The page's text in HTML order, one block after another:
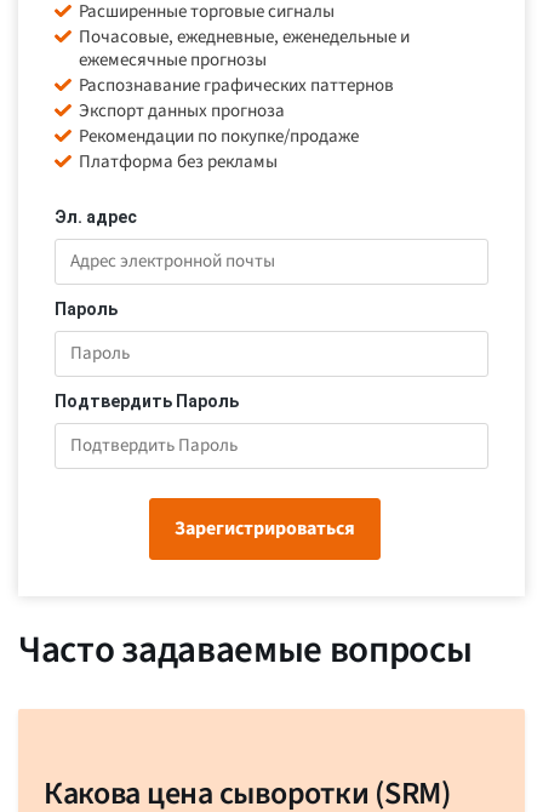
Эл. адрес
Пароль
Подтвердить Пароль
Зарегистрироваться
Расширенные торговые сигналы
Почасовые, ежедневные, еженедельные и
ежемесячные прогнозы
Распознавание графических паттернов
Экспорт данных прогноза
Рекомендации по покупке/продаже
Платформа без рекламы
Часто задаваемые вопросы
Какова цена сыворотки (SRM)